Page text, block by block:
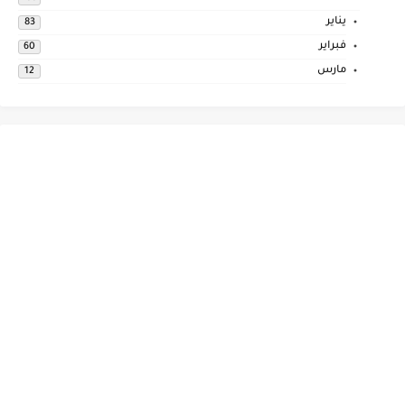
يناير 83
فبراير 60
مارس 12